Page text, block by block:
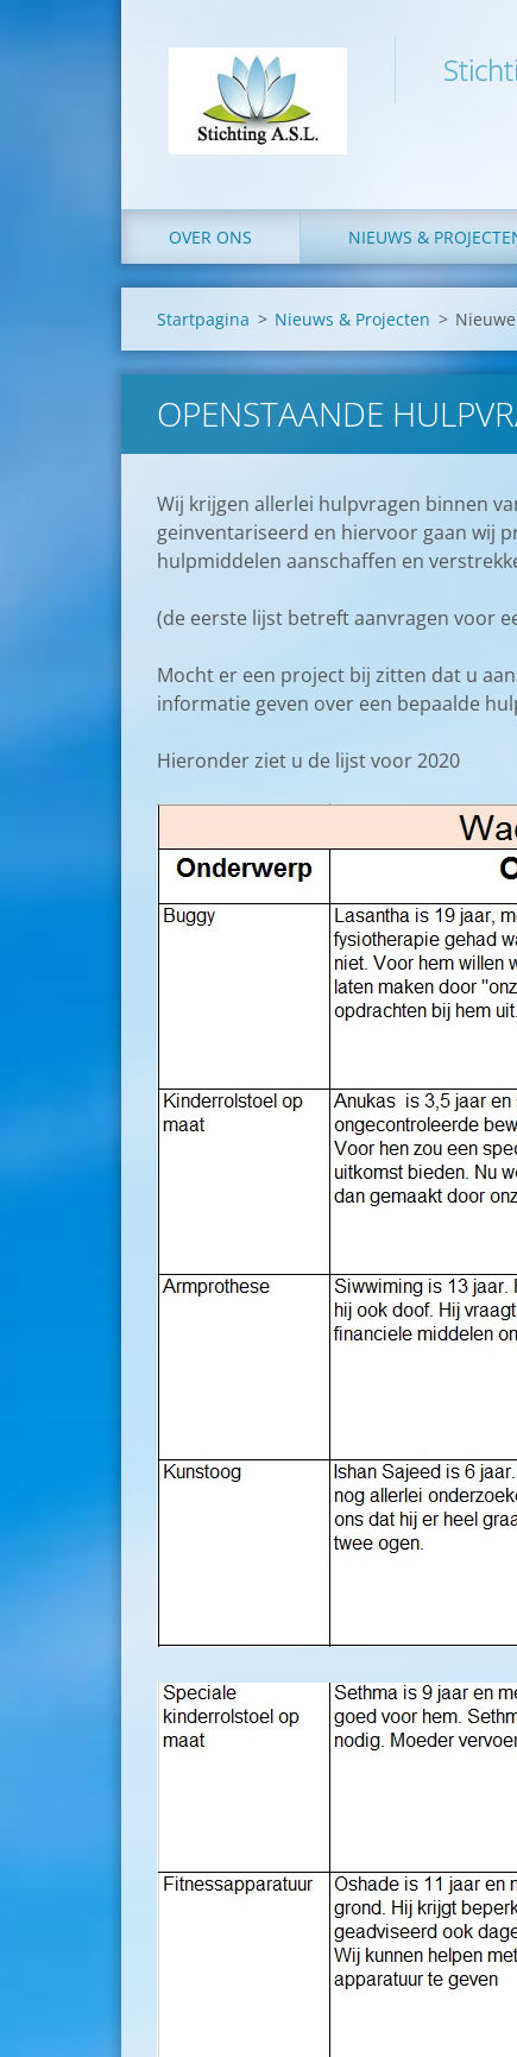
OVER ONS NIEUWS &
Startpagina > Nieuws & Projecten >
OPENSTAANDE
Wij krijgen allerlei hulpvragen binnen
geinventariseerd en hiervoor gaan wij
hulpmiddelen aanschaffen en
(de eerste lijst betreft aanvragen voor
Mocht er een project bij zitten dat u
informatie geven over een bepaalde
Hieronder ziet u de lijst voor 2020